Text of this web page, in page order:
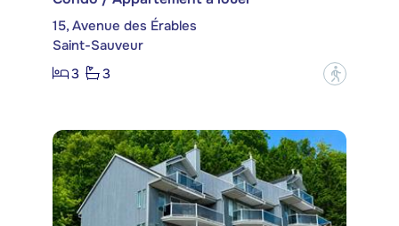
15, Avenue des Érables
Saint-Sauveur
3
3 ?